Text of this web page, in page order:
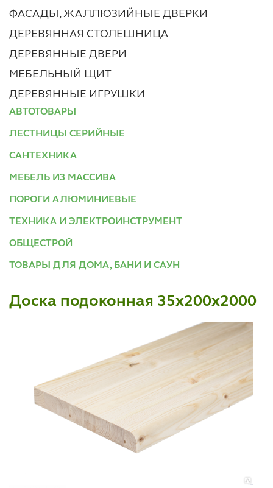
ФАСАДЫ, ЖАЛЛЮЗИЙНЫЕ ДВЕРКИ
ДЕРЕВЯННАЯ СТОЛЕШНИЦА
ДЕРЕВЯННЫЕ ДВЕРИ
МЕБЕЛЬНЫЙ ЩИТ
ДЕРЕВЯННЫЕ ИГРУШКИ
АВТОТОВАРЫ
ЛЕСТНИЦЫ СЕРИЙНЫЕ
САНТЕХНИКА
МЕБЕЛЬ ИЗ МАССИВА
ПОРОГИ АЛЮМИНИЕВЫЕ
ТЕХНИКА И ЭЛЕКТРОИНСТРУМЕНТ
ОБЩЕСТРОЙ
ТОВАРЫ ДЛЯ ДОМА, БАНИ И САУН
Доска подоконная 35х200х2000